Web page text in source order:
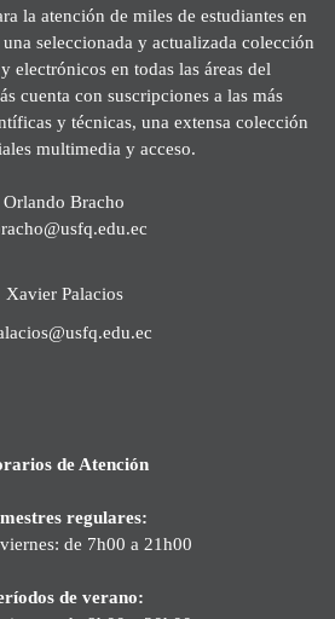
la atención de miles de estudiantes en
seleccionada y actualizada colección
electrónicos en todas las áreas del
cuenta con suscripciones a las más
y técnicas, una extensa colección
multimedia y acceso.
Orlando Bracho
Xavier Palacios
de Atención
regulares:
de 7h00 a 21h00
de verano: